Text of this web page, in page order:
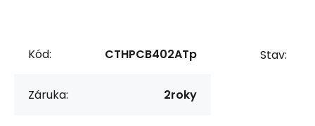
Kód: CTHPCB402ATp
Záruka: 2roky
Stav: